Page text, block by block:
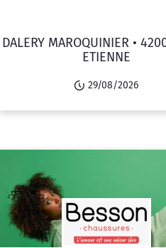
DALERY MAROQUINIER •
ETIENNE
29/08/2026